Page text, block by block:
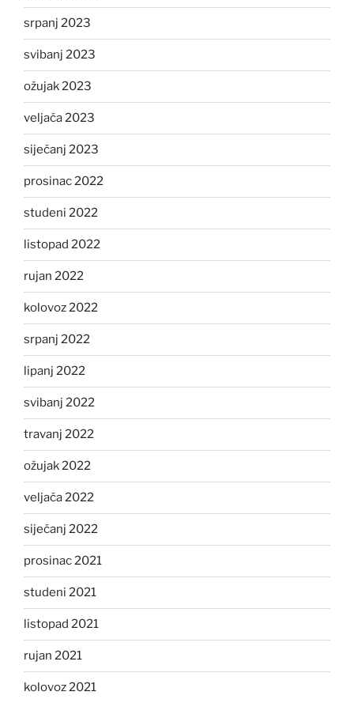
srpanj 2023
svibanj 2023
ožujak 2023
veljača 2023
siječanj 2023
prosinac 2022
studeni 2022
listopad 2022
rujan 2022
kolovoz 2022
srpanj 2022
lipanj 2022
svibanj 2022
travanj 2022
ožujak 2022
veljača 2022
siječanj 2022
prosinac 2021
studeni 2021
listopad 2021
rujan 2021
kolovoz 2021